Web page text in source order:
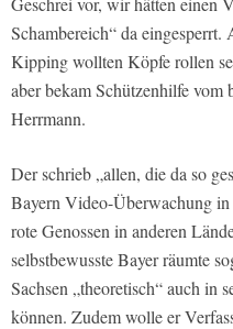
Schambereich“ da
Kipping wollten Köpfe rollen
aber bekam Schützenhilfe vom
Herrmann.
Der schrieb „allen, die da so
Bayern Video-Überwachung
rote Genossen in anderen
selbstbewusste Bayer räumte
Sachsen „theoretisch“ auch in
können. Zudem wolle er